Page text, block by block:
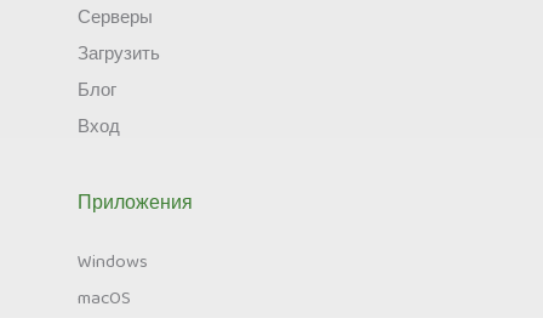
Серверы
Загрузить
Блог
Вход
Приложения
Windows
macOS